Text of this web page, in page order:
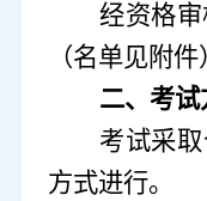
经资格
（名单见附件
二、考试
考试采
方式进行。